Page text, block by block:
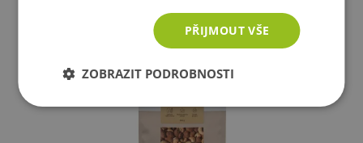
Upozornění pro alergiky:Alergeny ve složení
zvýrazněný.
Může obsahovat stopy skořápkových plodů.
PŘIJMOUT VŠE
ZOBRAZIT PODROBNOSTI